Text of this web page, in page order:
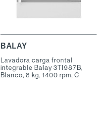
BALAY
Lavadora carga frontal
integrable Balay 3TI987B,
Blanco, 8 kg, 1400 rpm, C